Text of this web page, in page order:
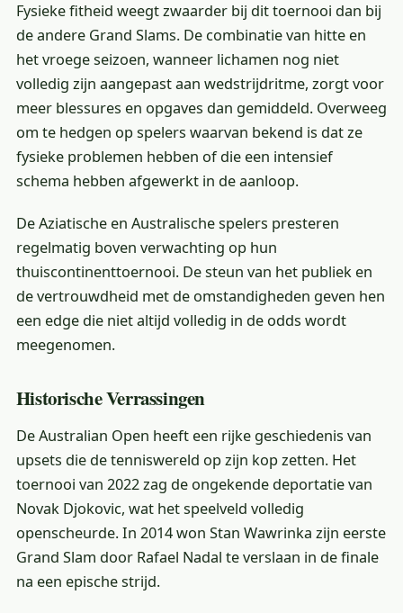
Fysieke fitheid weegt zwaarder bij dit toernooi dan bij
de andere Grand Slams. De combinatie van hitte en
het vroege seizoen, wanneer lichamen nog niet
volledig zijn aangepast aan wedstrijdritme, zorgt voor
meer blessures en opgaves dan gemiddeld. Overweeg
om te hedgen op spelers waarvan bekend is dat ze
fysieke problemen hebben of die een intensief
schema hebben afgewerkt in de aanloop.
De Aziatische en Australische spelers presteren
regelmatig boven verwachting op hun
thuiscontinenttoernooi. De steun van het publiek en
de vertrouwdheid met de omstandigheden geven hen
een edge die niet altijd volledig in de odds wordt
meegenomen.
Historische Verrassingen
De Australian Open heeft een rijke geschiedenis van
upsets die de tenniswereld op zijn kop zetten. Het
toernooi van 2022 zag de ongekende deportatie van
Novak Djokovic, wat het speelveld volledig
openscheurde. In 2014 won Stan Wawrinka zijn eerste
Grand Slam door Rafael Nadal te verslaan in de finale
na een epische strijd.